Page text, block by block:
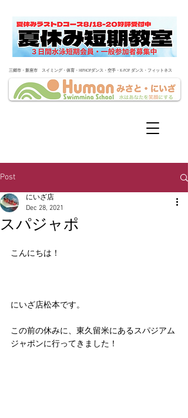
​三郷市・新座市 スイミング・体育・HIPHOPダンス・空手・K-POP ダンス・フィットネス
Post
スパジャポ
にいざ店
Dec 28, 2021
こんにちは！
にいざ店松本です。
この前の休みに、東久留米にあるスパジアム
ジャポンに行ってきました！